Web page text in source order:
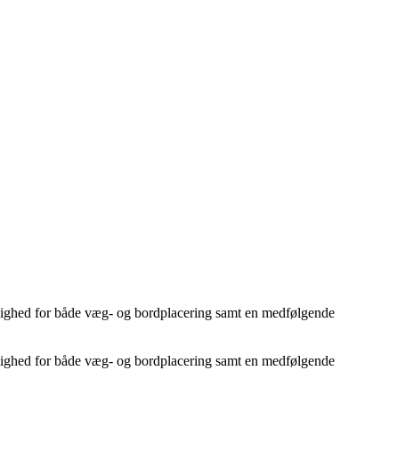
for både væg- og bordplacering samt en medfølgende
for både væg- og bordplacering samt en medfølgende